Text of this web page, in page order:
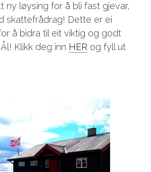
ny løysing for å bli fast gjevar,
skattefrådrag! Dette er ei
å bidra til eit viktig og godt
Klikk deg inn HER og fyll ut